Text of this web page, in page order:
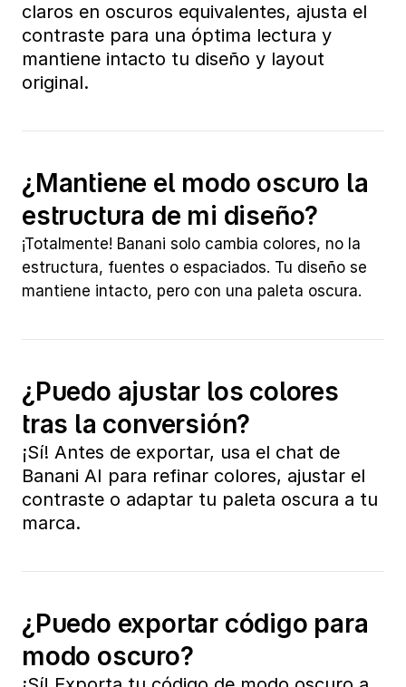
claros en oscuros equivalentes, ajusta el
contraste para una óptima lectura y
mantiene intacto tu diseño y layout
original.
¿Mantiene el modo oscuro la
estructura de mi diseño?
¡Totalmente! Banani solo cambia colores, no la
estructura, fuentes o espaciados. Tu diseño se
mantiene intacto, pero con una paleta oscura.
¿Puedo ajustar los colores
tras la conversión?
¡Sí! Antes de exportar, usa el chat de
Banani AI para refinar colores, ajustar el
contraste o adaptar tu paleta oscura a tu
marca.
¿Puedo exportar código para
modo oscuro?